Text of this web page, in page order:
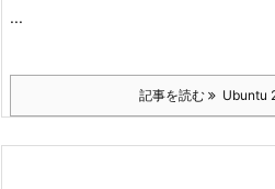
...
記事を読む Ubuntu